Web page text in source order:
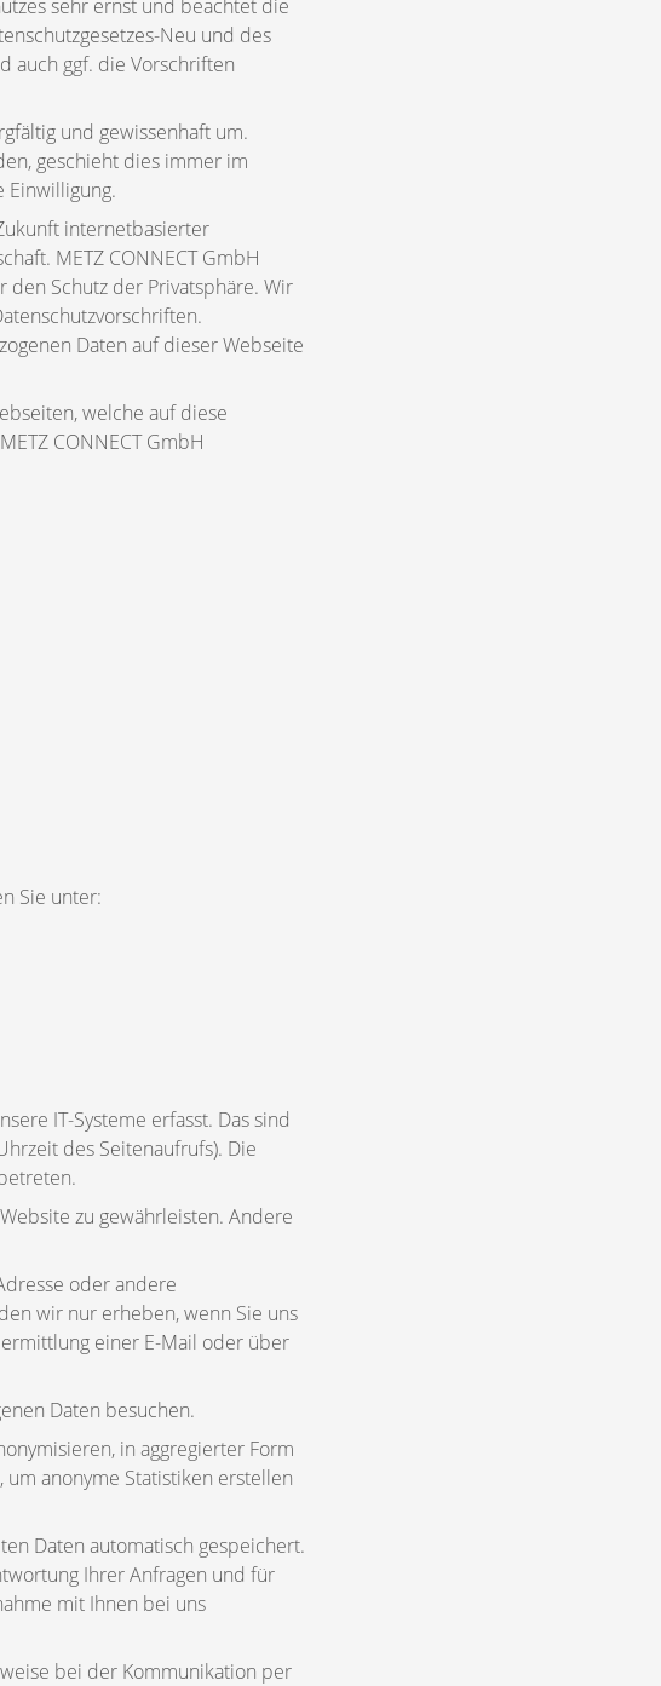
sehr ernst und beachtet die
Neu und des
auch ggf. die Vorschriften
und gewissenhaft um.
geschieht dies immer im
Einwilligung.
internetbasierter
METZ CONNECT GmbH
den Schutz der Privatsphäre. Wir
Daten auf dieser Webseite
welche auf diese
CONNECT GmbH
Sie unter:
IT-Systeme erfasst. Das sind
des Seitenaufrufs). Die
zu gewährleisten. Andere
oder andere
wir nur erheben, wenn Sie uns
einer E-Mail oder über
Daten besuchen.
in aggregierter Form
anonyme Statistiken erstellen
Daten automatisch gespeichert.
Ihrer Anfragen und für
mit Ihnen bei uns
bei der Kommunikation per